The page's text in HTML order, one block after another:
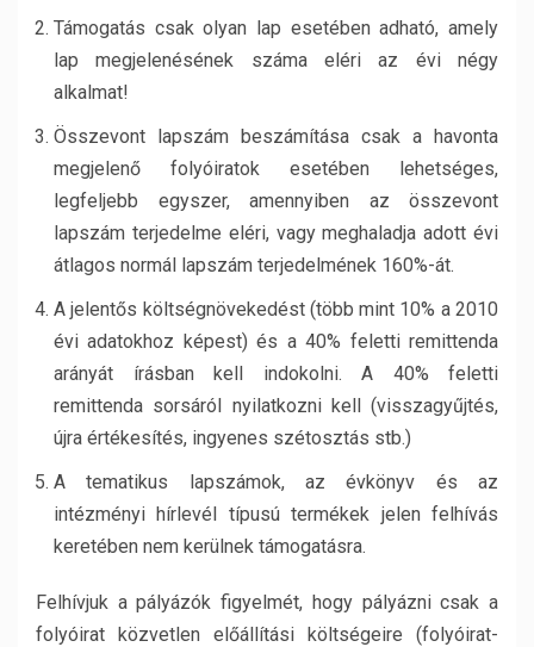
Támogatás csak olyan lap esetében adható, amely
lap megjelenésének száma eléri az évi négy
alkalmat!
Összevont lapszám beszámítása csak a havonta
megjelenő folyóiratok esetében lehetséges,
legfeljebb egyszer, amennyiben az összevont
lapszám terjedelme eléri, vagy meghaladja adott évi
átlagos normál lapszám terjedelmének 160%-át.
A jelentős költségnövekedést (több mint 10% a 2010
évi adatokhoz képest) és a 40% feletti remittenda
arányát írásban kell indokolni. A 40% feletti
remittenda sorsáról nyilatkozni kell (visszagyűjtés,
újra értékesítés, ingyenes szétosztás stb.)
A tematikus lapszámok, az évkönyv és az
intézményi hírlevél típusú termékek jelen felhívás
keretében nem kerülnek támogatásra.
Felhívjuk a pályázók figyelmét, hogy pályázni csak a
folyóirat közvetlen előállítási költségeire (folyóirat-